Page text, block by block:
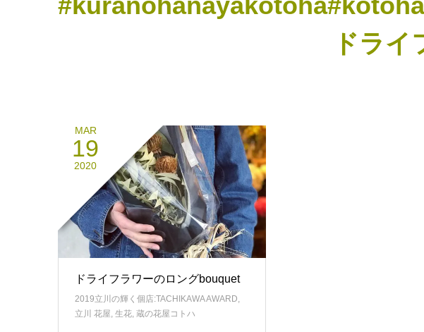
ドラ
MAR
19
2020
ドライフラワーのロングbouquet
2019立川の輝く個店:TACHIKAWA AWARD,
立川 花屋, 生花, 蔵の花屋コトハ